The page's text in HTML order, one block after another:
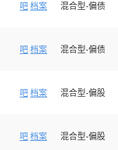
吧 档案 混合型-偏债
吧 档案 混合型-偏债
吧 档案 混合型-偏股
吧 档案 混合型-偏股